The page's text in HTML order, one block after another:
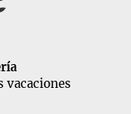
vacaciones